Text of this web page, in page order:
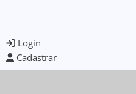
Login
Cadastrar